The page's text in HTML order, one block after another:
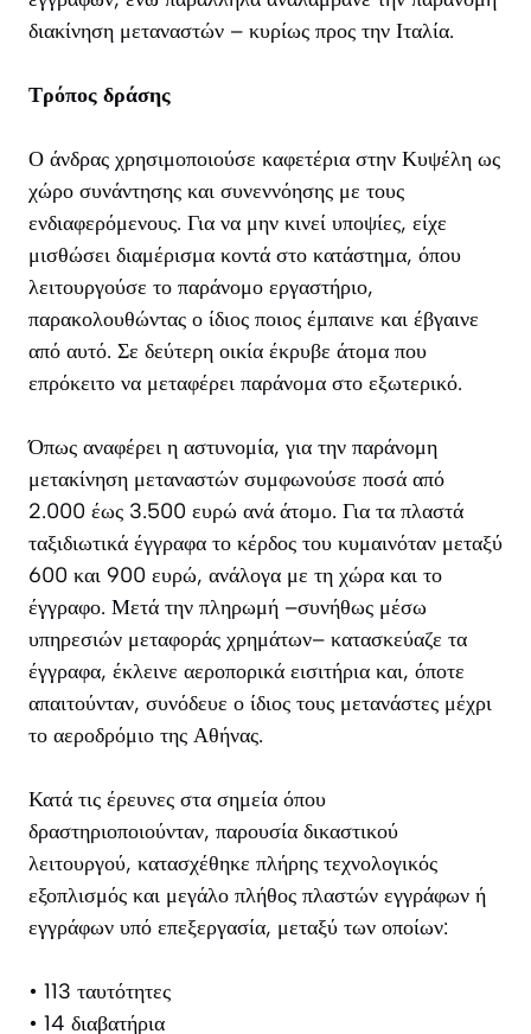
διακίνηση μεταναστών – κυρίως προς την Ιταλία.
Τρόπος δράσης
Ο άνδρας χρησιμοποιούσε καφετέρια στην Κυψέλη ως
χώρο συνάντησης και συνεννόησης με τους
ενδιαφερόμενους. Για να μην κινεί υποψίες, είχε
μισθώσει διαμέρισμα κοντά στο κατάστημα, όπου
λειτουργούσε το παράνομο εργαστήριο,
παρακολουθώντας ο ίδιος ποιος έμπαινε και έβγαινε
από αυτό. Σε δεύτερη οικία έκρυβε άτομα που
επρόκειτο να μεταφέρει παράνομα στο εξωτερικό.
Όπως αναφέρει η αστυνομία, για την παράνομη
μετακίνηση μεταναστών συμφωνούσε ποσά από
2.000 έως 3.500 ευρώ ανά άτομο. Για τα πλαστά
ταξιδιωτικά έγγραφα το κέρδος του κυμαινόταν μεταξύ
600 και 900 ευρώ, ανάλογα με τη χώρα και το
έγγραφο. Μετά την πληρωμή –συνήθως μέσω
υπηρεσιών μεταφοράς χρημάτων– κατασκεύαζε τα
έγγραφα, έκλεινε αεροπορικά εισιτήρια και, όποτε
απαιτούνταν, συνόδευε ο ίδιος τους μετανάστες μέχρι
το αεροδρόμιο της Αθήνας.
Κατά τις έρευνες στα σημεία όπου
δραστηριοποιούνταν, παρουσία δικαστικού
λειτουργού, κατασχέθηκε πλήρης τεχνολογικός
εξοπλισμός και μεγάλο πλήθος πλαστών εγγράφων ή
εγγράφων υπό επεξεργασία, μεταξύ των οποίων:
• 113 ταυτότητες
• 14 διαβατήρια